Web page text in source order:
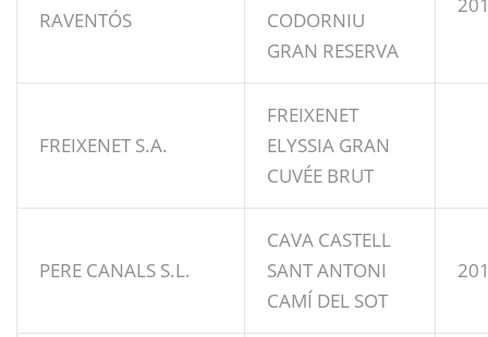
RAVENTÓS
CODORNIU
GRAN RESERVA
FREIXENET S.A.
FREIXENET
ELYSSIA GRAN
CUVÉE BRUT
PERE CANALS S.L.
CAVA CASTELL
SANT ANTONI
CAMÍ DEL SOT